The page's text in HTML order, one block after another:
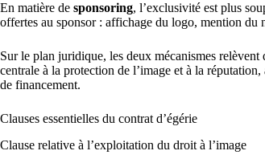
En matière de sponsoring, l’exclusivité est plus
offertes au sponsor : affichage du logo, mention
Sur le plan juridique, les deux mécanismes
centrale à la protection de l’image et à la
de financement.
Clauses essentielles du contrat d’égérie
Clause relative à l’exploitation du droit à l’image